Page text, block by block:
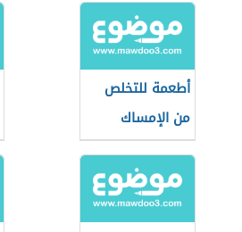
أطعمة للتخلص
من الإمساك